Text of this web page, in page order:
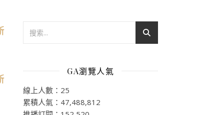
GA瀏覽人氣
線上人數：25
累積人氣：47,488,812